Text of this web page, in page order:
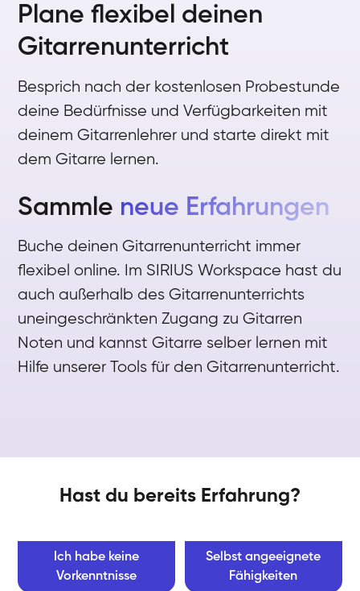
Plane flexibel deinen
Gitarrenunterricht
Besprich nach der kostenlosen Probestunde
deine Bedürfnisse und Verfügbarkeiten mit
deinem Gitarrenlehrer und starte direkt mit
dem Gitarre lernen.
Sammle neue Erfahrungen
Buche deinen Gitarrenunterricht immer
flexibel online. Im SIRIUS Workspace hast du
auch außerhalb des Gitarrenunterrichts
uneingeschränkten Zugang zu Gitarren
Noten und kannst Gitarre selber lernen mit
Hilfe unserer Tools für den Gitarrenunterricht.
Hast du bereits Erfahrung?
Ich habe keine
Vorkenntnisse
Selbst angeeignete
Fähigkeiten